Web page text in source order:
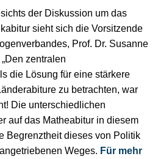
der Diskussion um das
sieht sich die Vorsitzende
Prof. Dr. Susanne
zentralen
die Lösung für eine stärkere
zu betrachten, war
Die unterschiedlichen
auf das Matheabitur in diesem
Begrenztheit dieses von Politik
Weges. Für mehr